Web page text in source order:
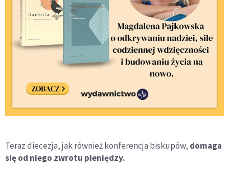
Teraz diecezja, jak również konferencja biskupów, domaga
się od niego zwrotu pieniędzy.